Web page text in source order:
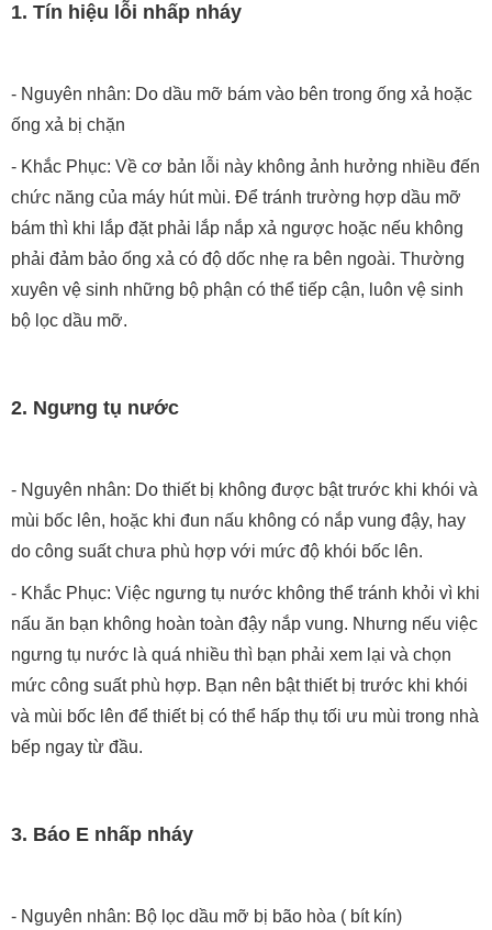
1. Tín hiệu lỗi nhấp nháy
- Nguyên nhân: Do dầu mỡ bám vào bên trong ống xả hoặc
ống xả bị chặn
- Khắc Phục: Về cơ bản lỗi này không ảnh hưởng nhiều đến
chức năng của máy hút mùi. Để tránh trường hợp dầu mỡ
bám thì khi lắp đặt phải lắp nắp xả ngược hoặc nếu không
phải đảm bảo ống xả có độ dốc nhẹ ra bên ngoài. Thường
xuyên vệ sinh những bộ phận có thể tiếp cận, luôn vệ sinh
bộ lọc dầu mỡ.
2. Ngưng tụ nước
- Nguyên nhân: Do thiết bị không được bật trước khi khói và
mùi bốc lên, hoặc khi đun nấu không có nắp vung đậy, hay
do công suất chưa phù hợp với mức độ khói bốc lên.
- Khắc Phục: Việc ngưng tụ nước không thể tránh khỏi vì khi
nấu ăn bạn không hoàn toàn đậy nắp vung. Nhưng nếu việc
ngưng tụ nước là quá nhiều thì bạn phải xem lại và chọn
mức công suất phù hợp. Bạn nên bật thiết bị trước khi khói
và mùi bốc lên để thiết bị có thể hấp thụ tối ưu mùi trong nhà
bếp ngay từ đầu.
3. Báo E nhấp nháy
- Nguyên nhân: Bộ lọc dầu mỡ bị bão hòa ( bít kín)